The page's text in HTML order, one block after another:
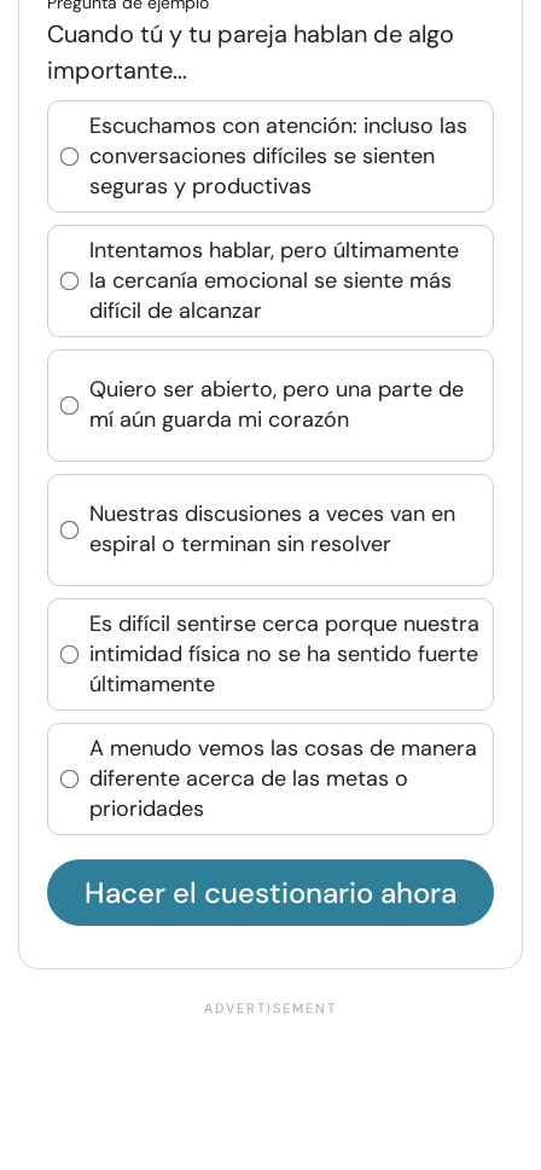
Cuando tú y tu pareja hablan de algo
importante...
Escuchamos con atención: incluso las
conversaciones difíciles se sienten
seguras y productivas
Intentamos hablar, pero últimamente
la cercanía emocional se siente más
difícil de alcanzar
Quiero ser abierto, pero una parte de
mí aún guarda mi corazón
Nuestras discusiones a veces van en
espiral o terminan sin resolver
Es difícil sentirse cerca porque nuestra
intimidad física no se ha sentido fuerte
últimamente
A menudo vemos las cosas de manera
diferente acerca de las metas o
prioridades
Hacer el cuestionario ahora